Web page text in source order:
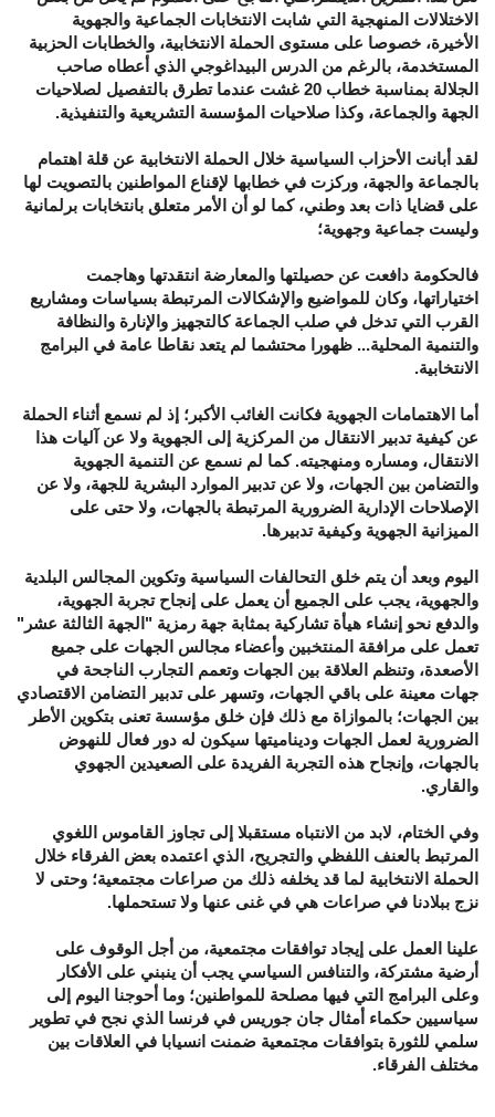
الاختلالات المنهجية التي شابت الانتخابات الجماعية والجهوية
الأخيرة، خصوصا على مستوى الحملة الانتخابية، والخطابات الحزبية
المستخدمة، بالرغم من الدرس البيداغوجي الذي أعطاه صاحب
الجلالة بمناسبة خطاب 20 غشت عندما تطرق بالتفصيل لصلاحيات
الجهة والجماعة، وكذا صلاحيات المؤسسة التشريعية والتنفيذية.
لقد أبانت الأحزاب السياسية خلال الحملة الانتخابية عن قلة اهتمام
بالجماعة والجهة، وركزت في خطابها لإقناع المواطنين بالتصويت لها
على قضايا ذات بعد وطني، كما لو أن الأمر متعلق بانتخابات برلمانية
وليست جماعية وجهوية؛
فالحكومة دافعت عن حصيلتها والمعارضة انتقدتها وهاجمت
اختياراتها، وكان للمواضيع والإشكالات المرتبطة بسياسات ومشاريع
القرب التي تدخل في صلب الجماعة كالتجهيز والإنارة والنظافة
والتنمية المحلية... ظهورا محتشما لم يتعد نقاطا عامة في البرامج
الانتخابية.
أما الاهتمامات الجهوية فكانت الغائب الأكبر؛ إذ لم نسمع أثناء الحملة
عن كيفية تدبير الانتقال من المركزية إلى الجهوية ولا عن آليات هذا
الانتقال، ومساره ومنهجيته. كما لم نسمع عن التنمية الجهوية
والتضامن بين الجهات، ولا عن تدبير الموارد البشرية للجهة، ولا عن
الإصلاحات الإدارية الضرورية المرتبطة بالجهات، ولا حتى على
الميزانية الجهوية وكيفية تدبيرها.
اليوم وبعد أن يتم خلق التحالفات السياسية وتكوين المجالس البلدية
والجهوية، يجب على الجميع أن يعمل على إنجاح تجربة الجهوية،
والدفع نحو إنشاء هيأة تشاركية بمثابة جهة رمزية "الجهة الثالثة عشر"
تعمل على مرافقة المنتخبين وأعضاء مجالس الجهات على جميع
الأصعدة، وتنظم العلاقة بين الجهات وتعمم التجارب الناجحة في
جهات معينة على باقي الجهات، وتسهر على تدبير التضامن الاقتصادي
بين الجهات؛ بالموازاة مع ذلك فإن خلق مؤسسة تعنى بتكوين الأطر
الضرورية لعمل الجهات وديناميتها سيكون له دور فعال للنهوض
بالجهات، وإنجاح هذه التجربة الفريدة على الصعيدين الجهوي
والقاري.
وفي الختام، لابد من الانتباه مستقبلا إلى تجاوز القاموس اللغوي
المرتبط بالعنف اللفظي والتجريح، الذي اعتمده بعض الفرقاء خلال
الحملة الانتخابية لما قد يخلفه ذلك من صراعات مجتمعية؛ وحتى لا
نزج ببلادنا في صراعات هي في غنى عنها ولا تستحملها.
علينا العمل على إيجاد توافقات مجتمعية، من أجل الوقوف على
أرضية مشتركة، والتنافس السياسي يجب أن ينبني على الأفكار
وعلى البرامج التي فيها مصلحة للمواطنين؛ وما أحوجنا اليوم إلى
سياسيين حكماء أمثال جان جوريس في فرنسا الذي نجح في تطوير
سلمي للثورة بتوافقات مجتمعية ضمنت انسيابا في العلاقات بين
مختلف الفرقاء.